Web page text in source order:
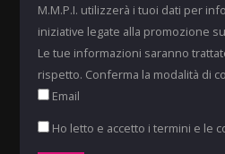
M.M.P.I. utilizzerà i tuoi dati per
iniziative legate alla promozione
Le tue informazioni saranno
rispetto. Conferma la modalità di
Email
Ho letto e accetto i termini e le